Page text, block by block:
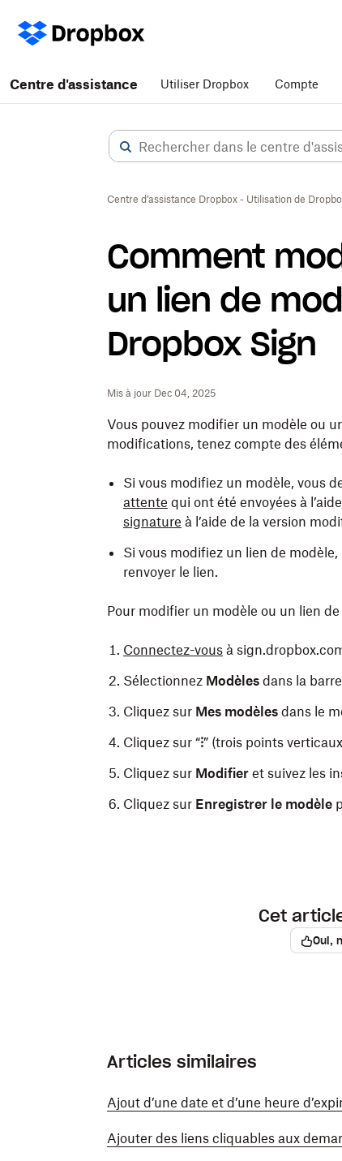
Centre d'assistance Utiliser Dropbox Compte
Centre d’assistance Dropbox - Utilisation de
Comment
un lien de
Dropbox Sign
Mis à jour Dec 04, 2025
Vous pouvez modifier un modèle ou
modifications, tenez compte des
Si vous modifiez un modèle, vous
attente qui ont été envoyées à
signature à l’aide de la version
Si vous modifiez un lien de modèle,
renvoyer le lien.
Pour modifier un modèle ou un lien
Connectez-vous à
Sélectionnez Modèles dans la
Cliquez sur Mes modèles dans le
Cliquez sur “⁝” (trois points
Cliquez sur Modifier et suivez les
Cliquez sur Enregistrer le modèle
Cet
Oui,
Articles similaires
Ajout d’une date et d’une heure
Ajouter des liens cliquables aux